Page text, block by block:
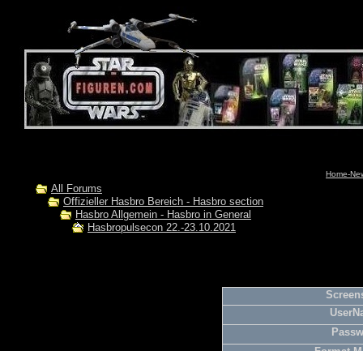
Home-
All Forums
Offizieller Hasbro Bereich - Hasbro section
Hasbro Allgemein - Hasbro in General
Hasbropulsecon 22.-23.10.2021